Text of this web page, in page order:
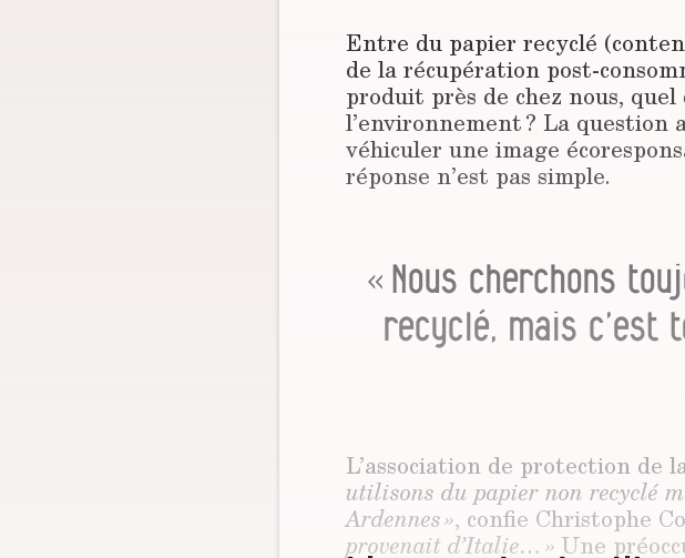
Entre du papier recyclé
de la récupération post-
produit près de chez nous,
l’environnement ? La question
véhiculer une image
réponse n’est pas simple.
« Nous cherchons
recyclé, mais
L’association de protection de
utilisons du papier non recyclé
Ardennes », confie Christophe
provenait d’Italie… » Une